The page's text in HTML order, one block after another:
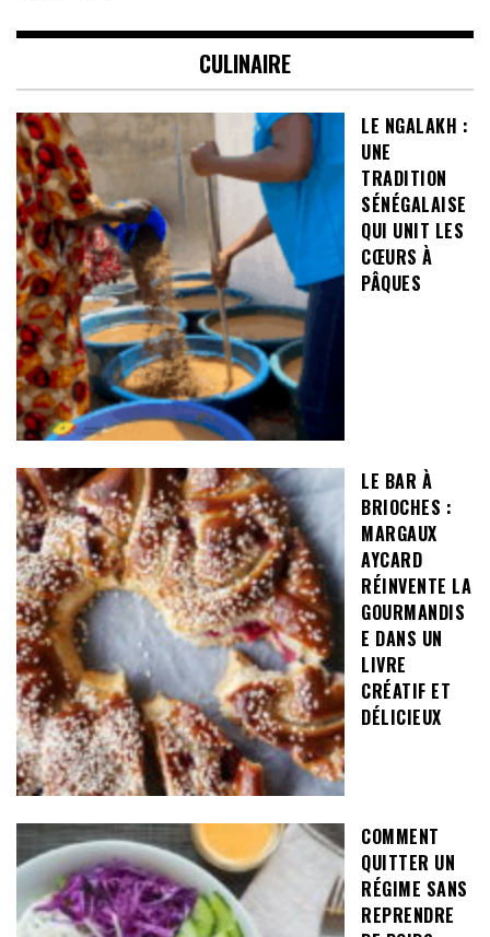
CULINAIRE
LE NGALAKH :
UNE
TRADITION
SÉNÉGALAISE
QUI UNIT LES
CŒURS À
PÂQUES
LE BAR À
BRIOCHES :
MARGAUX
AYCARD
RÉINVENTE LA
GOURMANDIS
E DANS UN
LIVRE
CRÉATIF ET
DÉLICIEUX
COMMENT
QUITTER UN
RÉGIME SANS
REPRENDRE